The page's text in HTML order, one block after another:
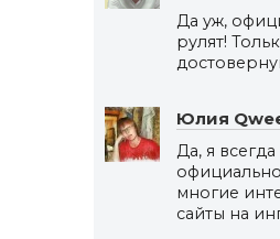
Да уж,
рулят!
Юлия
Да, я
многие
сайты на